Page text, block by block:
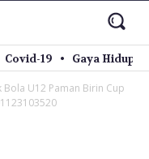
Covid-19 Gaya Hidup
Bola U12 Paman Birin Cup